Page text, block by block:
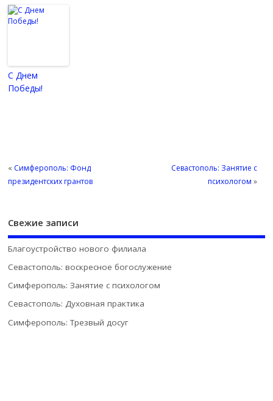
C Днем
Победы!
« Симферополь: Фонд
президентских грантов
Севастополь: Занятие с
психологом »
Свежие записи
Благоустройство нового филиала
Севастополь: воскресное богослужение
Симферополь: Занятие с психологом
Севастополь: Духовная практика
Симферополь: Трезвый досуг